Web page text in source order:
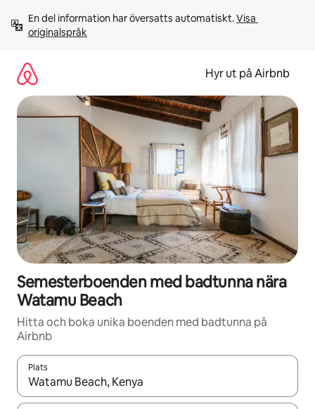
innehåll
En del information har översatts automatiskt. Visa
originalspråk
Hyr ut på Airbnb
Semesterboenden med badtunna nära
Watamu Beach
Hitta och boka unika boenden med badtunna på
Airbnb
Plats
När resultaten är tillgängliga kan du navigera med upp- och